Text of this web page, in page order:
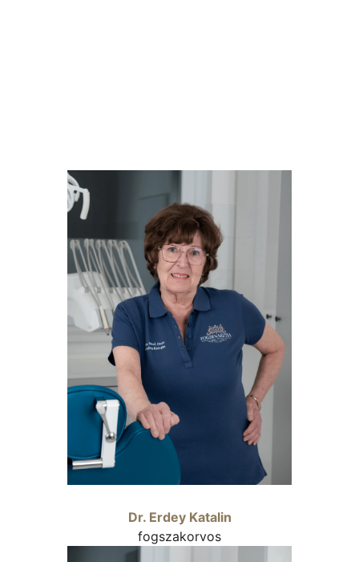
Dr. Erdey Katalin
fogszakorvos